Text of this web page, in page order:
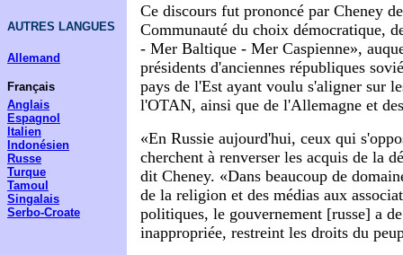
AUTRES LANGUES
Allemand
Français
Anglais
Espagnol
Italien
Indonésien
Russe
Turque
Tamoul
Singalais
Serbo-Croate
Ce discours fut prononcé par Cheney
Communauté du choix démocratique,
- Mer Baltique - Mer Caspienne»,
présidents d'anciennes républiques
pays de l'Est ayant voulu s'aligner sur
l'OTAN, ainsi que de l'Allemagne et
«En Russie aujourd'hui, ceux qui
cherchent à renverser les acquis de la
dit Cheney. «Dans beaucoup de
de la religion et des médias aux
politiques, le gouvernement [russe] a
inappropriée, restreint les droits du